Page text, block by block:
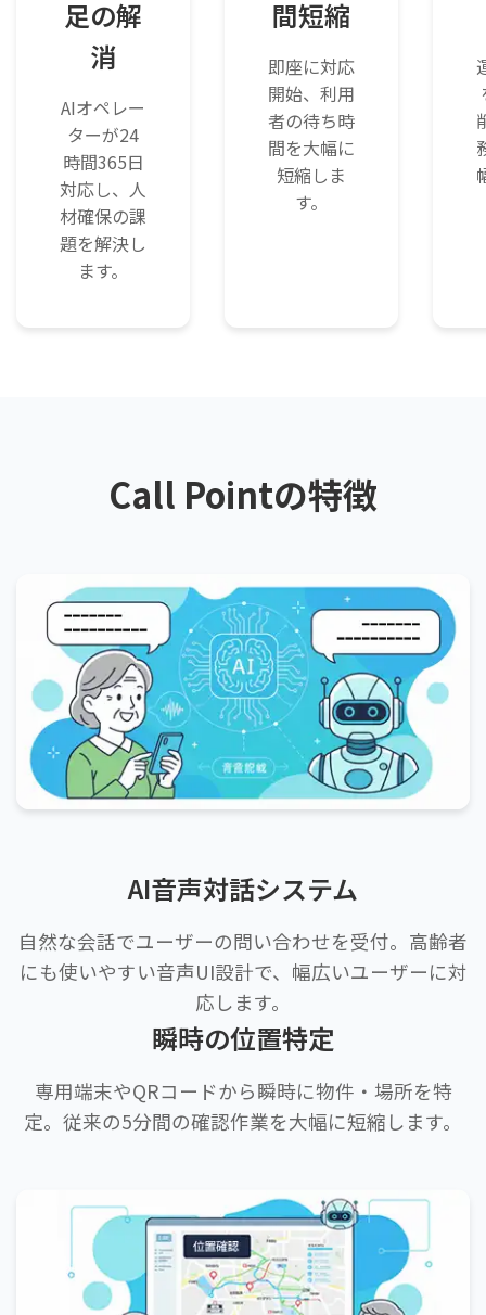
足の解
消
AIオペレー
ターが24
時間365日
対応し、人
材確保の課
題を解決し
ます。
間短縮
即座に対応
開始、利用
者の待ち時
間を大幅に
短縮しま
す。
Call Pointの特徴
AI音声対話システム
自然な会話でユーザーの問い合わせを受付。高齢者
にも使いやすい音声UI設計で、幅広いユーザーに対
応します。
瞬時の位置特定
専用端末やQRコードから瞬時に物件・場所を特
定。従来の5分間の確認作業を大幅に短縮します。